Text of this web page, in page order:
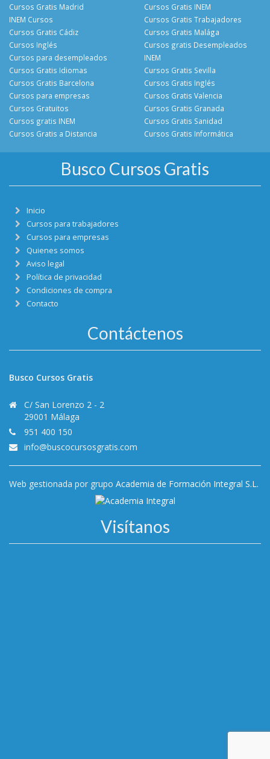
Cursos Gratis Madrid
INEM Cursos
Cursos Gratis Cádiz
Cursos Gratis INEM
Cursos Gratis Trabajadores
Cursos Gratis Malága
Cursos Inglés
Cursos para desempleados
Cursos Gratis Idiomas
Cursos Gratis Barcelona
Cursos gratis Desempleados
INEM
Cursos Gratis Sevilla
Cursos Gratis Inglés
Cursos para empresas
Cursos Gratuitos
Cursos gratis INEM
Cursos Gratis a Distancia
Cursos Gratis Valencia
Cursos Gratis Granada
Cursos Gratis Sanidad
Cursos Gratis Informática
Busco Cursos Gratis
Inicio
Cursos para trabajadores
Cursos para empresas
Quienes somos
Aviso legal
Política de privacidad
Condiciones de compra
Contacto
Contáctenos
Busco Cursos Gratis
C/ San Lorenzo 2 - 2
29001 Málaga
951 400 150
info@buscocursosgratis.com
Web gestionada por grupo Academia de Formación Integral S.L.
Visítanos